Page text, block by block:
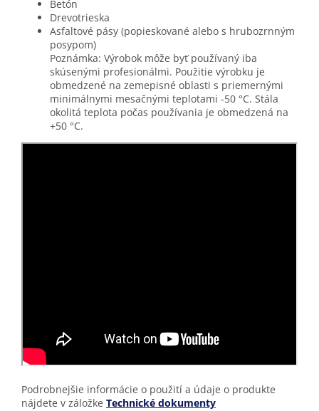
Betón
Drevotrieska
Asfaltové pásy (popieskované alebo s hrubozrnným
posypom)
Poznámka: Výrobok môže byť používaný iba
skúsenými profesionálmi. Použitie výrobku je
obmedzené na zemepisné oblasti s priemernými
minimálnymi mesačnými teplotami -50 °C. Stála
okolitá teplota počas používania je obmedzená na
+50 °C.
Podrobnejšie informácie o použití a údaje o produkte
nájdete v záložke Technické dokumenty